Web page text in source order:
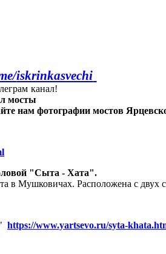
iskrinkasvechi
канал!
мосты
нам фотографии мостов
"Сыта - Хата".
в Мушковичах. Расположена с двух
https://www.yartsevo.ru/syta-